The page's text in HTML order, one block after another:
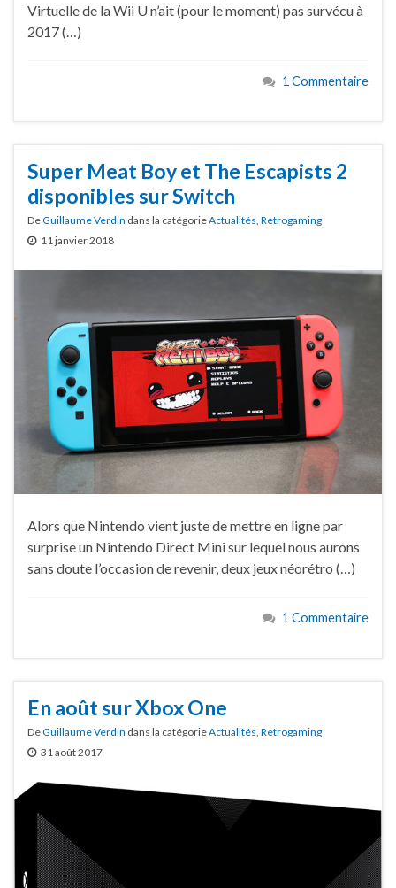
Virtuelle de la Wii U n’ait (pour le moment) pas survécu à
2017 (…)
1 Commentaire
Super Meat Boy et The Escapists 2
disponibles sur Switch
DeGuillaume Verdin dans la catégorieActualités, Retrogaming
11 janvier 2018
Alors que Nintendo vient juste de mettre en ligne par
surprise un Nintendo Direct Mini sur lequel nous aurons
sans doute l’occasion de revenir, deux jeux néorétro (…)
1 Commentaire
En août sur Xbox One
DeGuillaume Verdin dans la catégorieActualités Retrogaming
31 août 2017